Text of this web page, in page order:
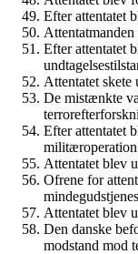
Efter attentatet
Efter attentatet
Attentatet skete
De mistænkte
Efter attentatet
Attentatet blev
Ofrene for
Attentatet blev
Den danske
modstand mod